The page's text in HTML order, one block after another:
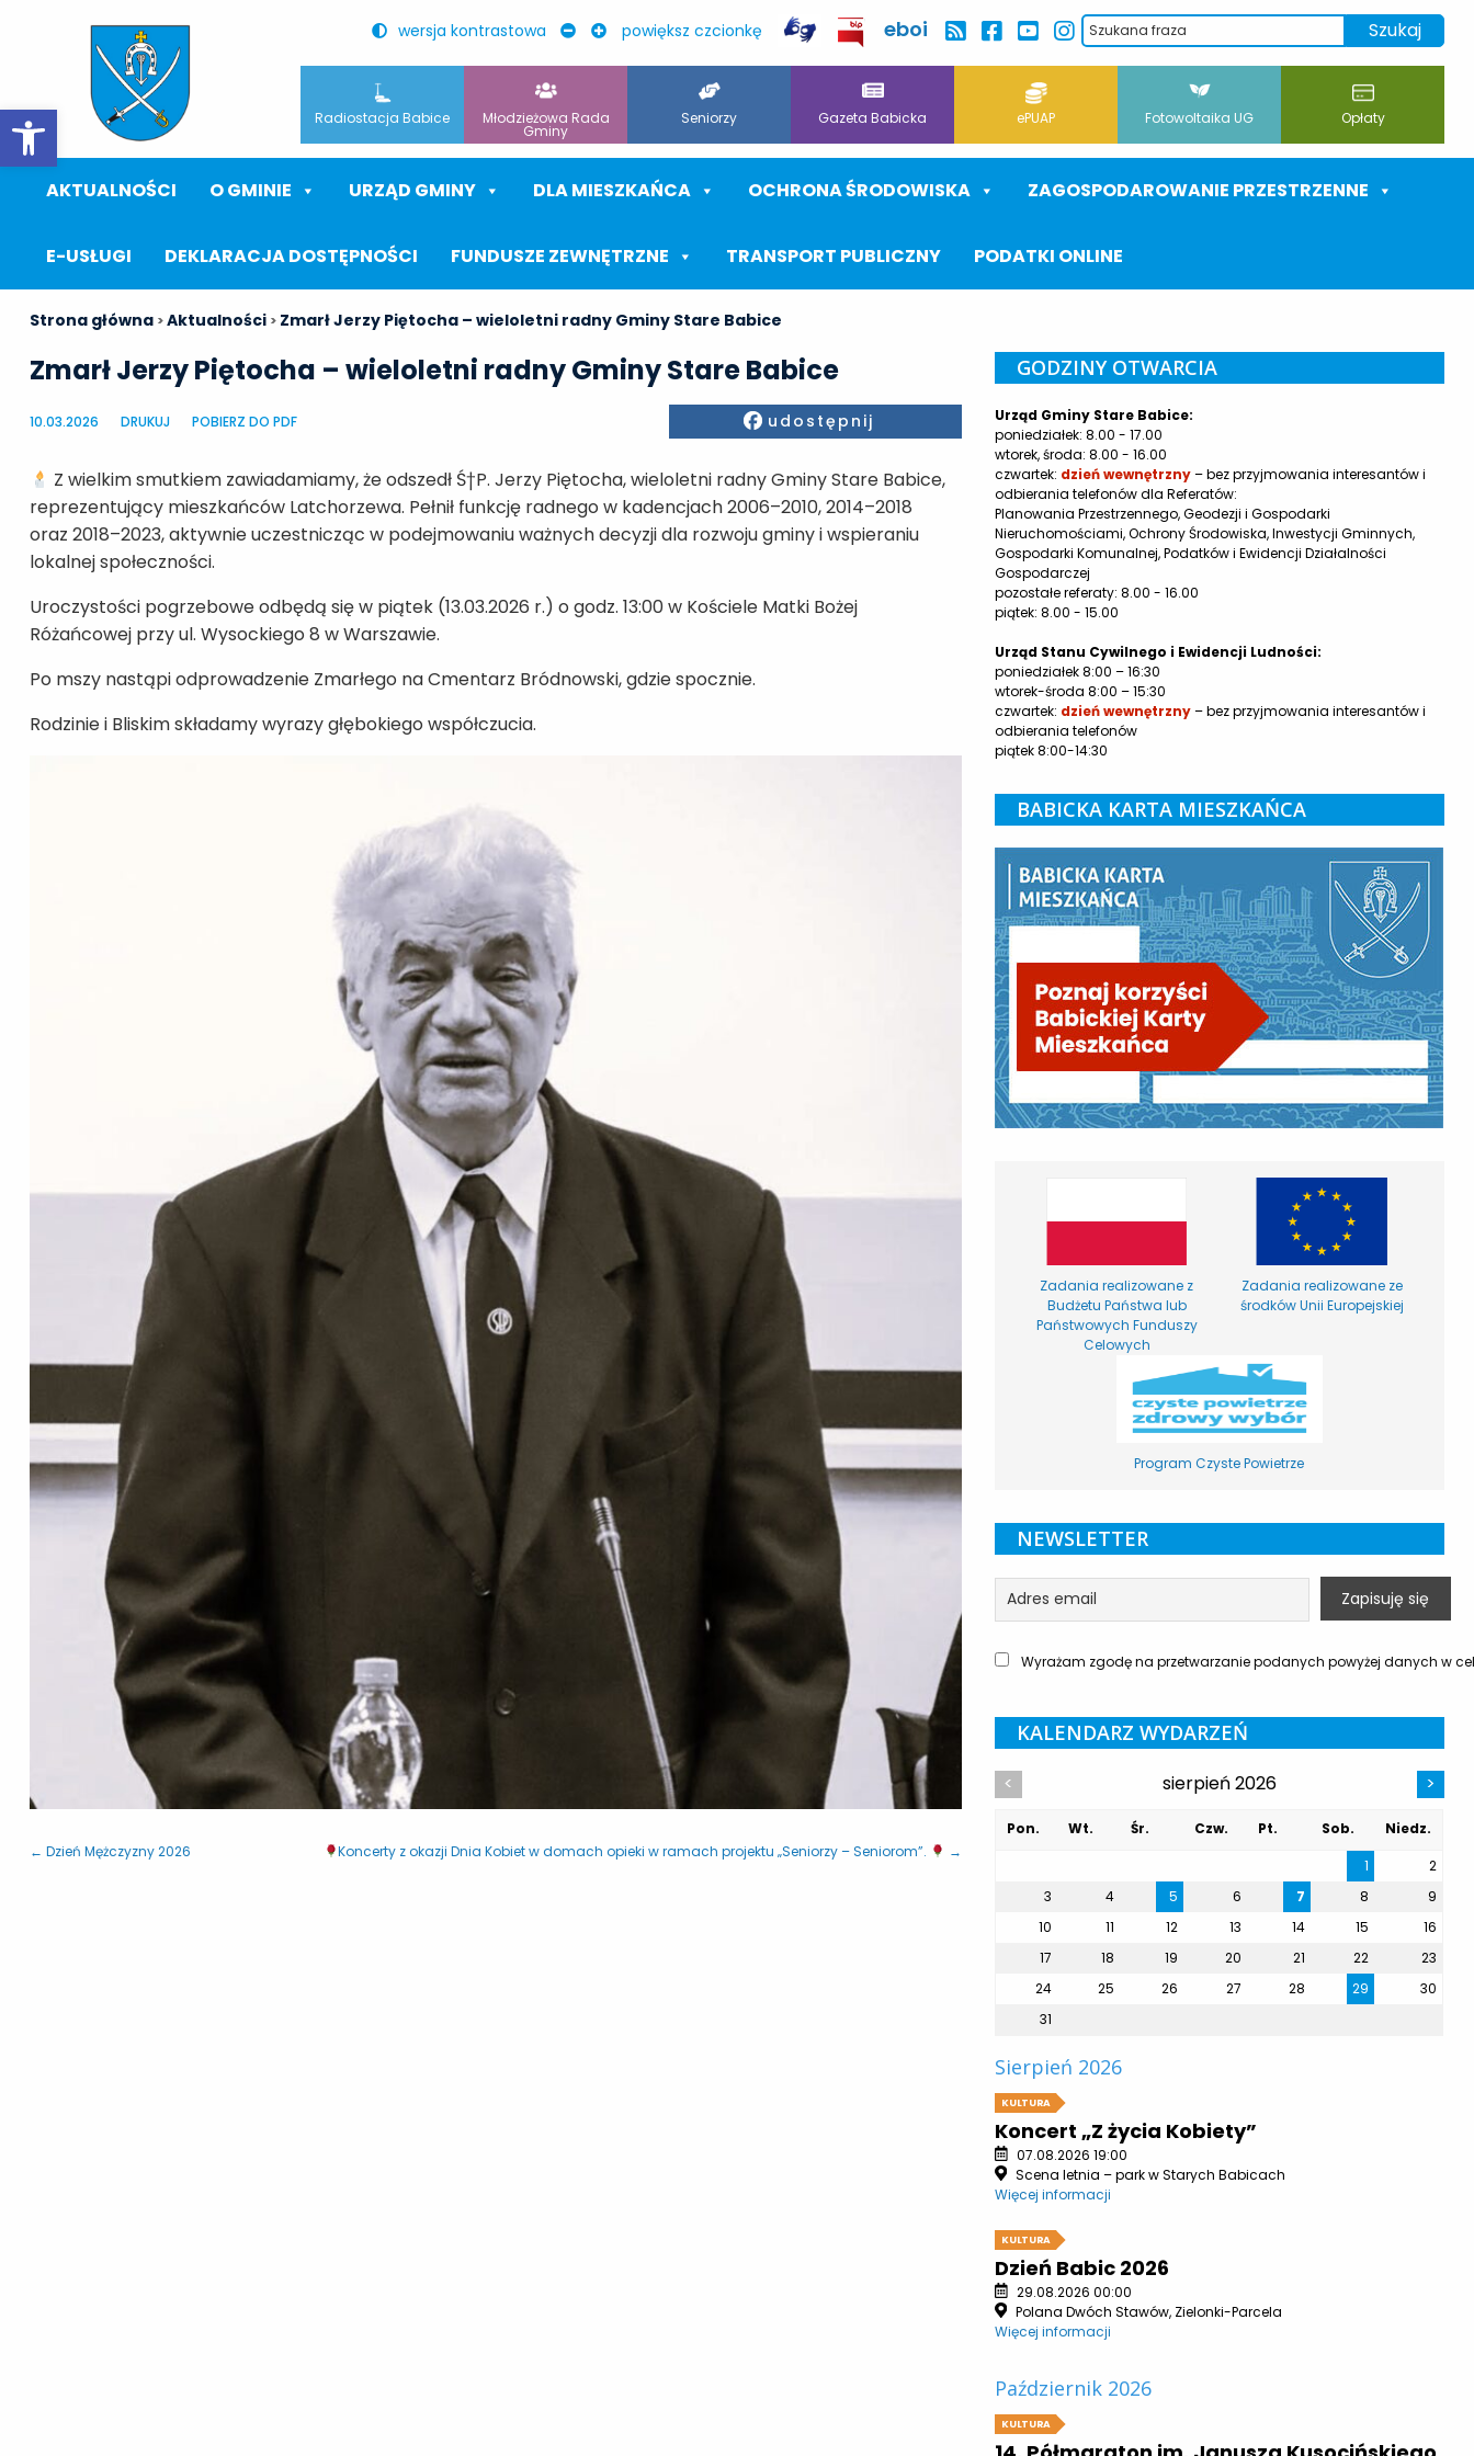
Otwórz pasek narzędzi
wersja kontrastowa powiększ czcionkę eboi
Radiostacja Babice Młodzieżowa Rada
Gminy
Seniorzy Gazeta Babicka ePUAP Fotowoltaika UG Opłaty
AKTUALNOŚCI O GMINIE URZĄD GMINY DLA MIESZKAŃCA OCHRONA ŚRODOWISKA ZAGOSPODAROWANIE PRZESTRZENNE
E-USŁUGI DEKLARACJA DOSTĘPNOŚCI FUNDUSZE ZEWNĘTRZNE TRANSPORT PUBLICZNY PODATKI ONLINE
Strona główna >Aktualności > Zmarł Jerzy Piętocha – wieloletni radny Gminy Stare Babice
Zmarł Jerzy Piętocha – wieloletni radny Gminy Stare Babice
10.03.2026 DRUKUJ POBIERZ DO PDF Facebook
udostępnij
Z wielkim smutkiem zawiadamiamy, że odszedł Ś†P. Jerzy Piętocha, wieloletni radny Gminy Stare Babice,
reprezentujący mieszkańców Latchorzewa. Pełnił funkcję radnego w kadencjach 2006–2010, 2014–2018
oraz 2018–2023, aktywnie uczestnicząc w podejmowaniu ważnych decyzji dla rozwoju gminy i wspieraniu
lokalnej społeczności.
Uroczystości pogrzebowe odbędą się w piątek (13.03.2026 r.) o godz. 13:00 w Kościele Matki Bożej
Różańcowej przy ul. Wysockiego 8 w Warszawie.
Po mszy nastąpi odprowadzenie Zmarłego na Cmentarz Bródnowski, gdzie spocznie.
Rodzinie i Bliskim składamy wyrazy głębokiego współczucia.
← Dzień Mężczyzny 2026 Koncerty z okazji Dnia Kobiet w domach opieki w ramach projektu „Seniorzy – Seniorom”. →
GODZINY OTWARCIA
Urząd Gminy Stare Babice:
poniedziałek: 8.00 - 17.00
wtorek, środa: 8.00 - 16.00
czwartek: dzień wewnętrzny– bez przyjmowania interesantów i
odbierania telefonów dla Referatów:
Planowania Przestrzennego, Geodezji i Gospodarki
Nieruchomościami, Ochrony Środowiska, Inwestycji Gminnych,
Gospodarki Komunalnej, Podatków i Ewidencji Działalności
Gospodarczej
pozostałe referaty: 8.00 - 16.00
piątek: 8.00 - 15.00
Urząd Stanu Cywilnego i Ewidencji Ludności:
poniedziałek 8:00 – 16:30
wtorek-środa 8:00 – 15:30
czwartek: dzień wewnętrzny– bez przyjmowania interesantów i
odbierania telefonów
piątek 8:00-14:30
BABICKA KARTA MIESZKAŃCA
Zadania realizowane z
Budżetu Państwa lub
Państwowych Funduszy
Celowych
Zadania realizowane ze
środków Unii Europejskiej
Program Czyste Powietrze
NEWSLETTER
Wyrażam zgodę na przetwarzanie podanych powyżej danych w
KALENDARZ WYDARZEŃ
< sierpień 2026 >
Pon. Wt. Śr. Czw. Pt. Sob.
Niedz.
1
2
3
4 5 6 7 8
9
10
11 12 13 14 15
16
17
18 19 20 21 22
23
24
25 26 27 28 29
30
31
Sierpień 2026
KULTURA
Koncert „Z życia Kobiety”
07.08.2026 19:00
Scena letnia – park w Starych Babicach
Więcej informacji
KULTURA
Dzień Babic 2026
29.08.2026 00:00
Polana Dwóch Stawów, Zielonki-Parcela
Więcej informacji
Październik 2026
KULTURA